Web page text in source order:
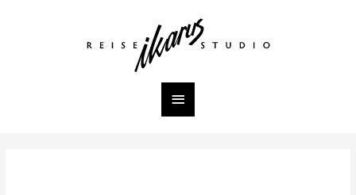
Hauptmenü